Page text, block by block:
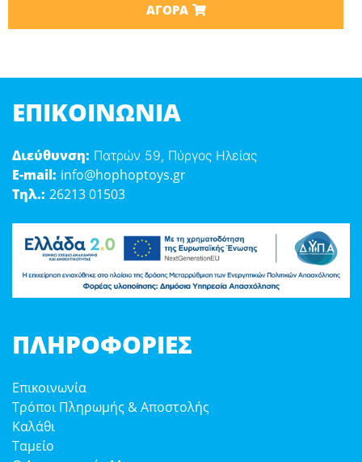
ΑΓΟΡΆ
ΕΠΙΚΟΙΝΩΝΊΑ
Διεύθυνση: Πατρών 59, Πύργος Ηλείας
E-mail: info@hophoptoys.gr
Τηλ.: 26213 01503
ΠΛΗΡΟΦΟΡΊΕΣ
Επικοινωνία
Τρόποι Πληρωμής & Αποστολής
Καλάθι
Ταμείο